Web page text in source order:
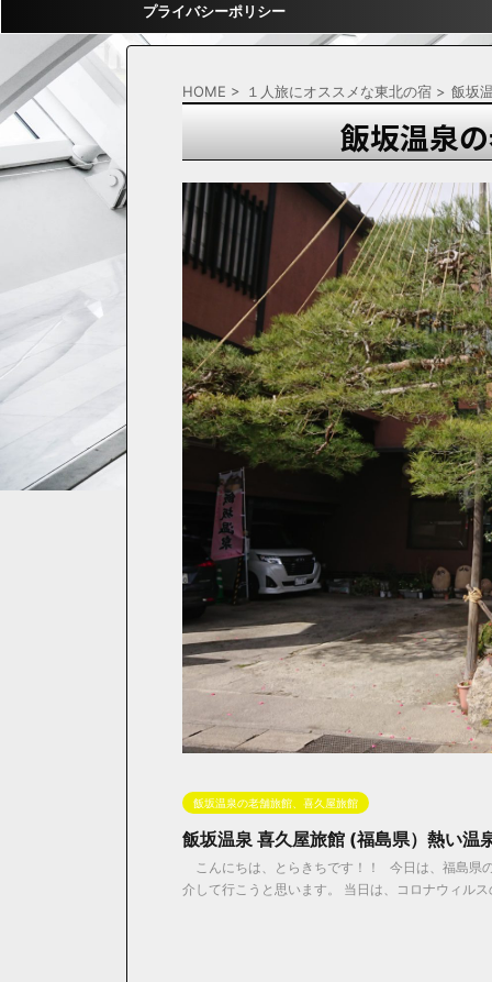
プライバシーポリシー
HOME > １人旅にオススメな東北の宿 > 飯坂
飯坂温泉
飯坂温泉の老舗旅館、喜久屋旅館
飯坂温泉 喜久屋旅館 (福島県）熱い温
こんにちは、とらきちです！！ 今日は、福島県
介して行こうと思います。 当日は、コロナウィル